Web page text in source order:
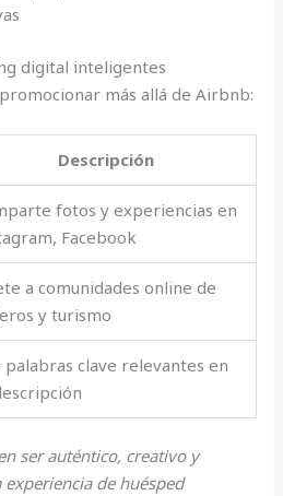
digital inteligentes
más allá de Airbnb:
Descripción
fotos y experiencias en
Facebook
a comunidades online de
y turismo
palabras clave relevantes en
ser auténtico, creativo y
de huésped